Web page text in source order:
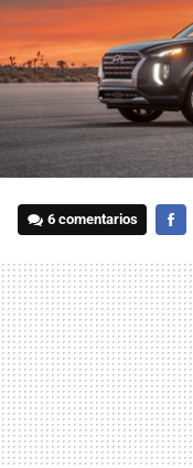
6 comentarios